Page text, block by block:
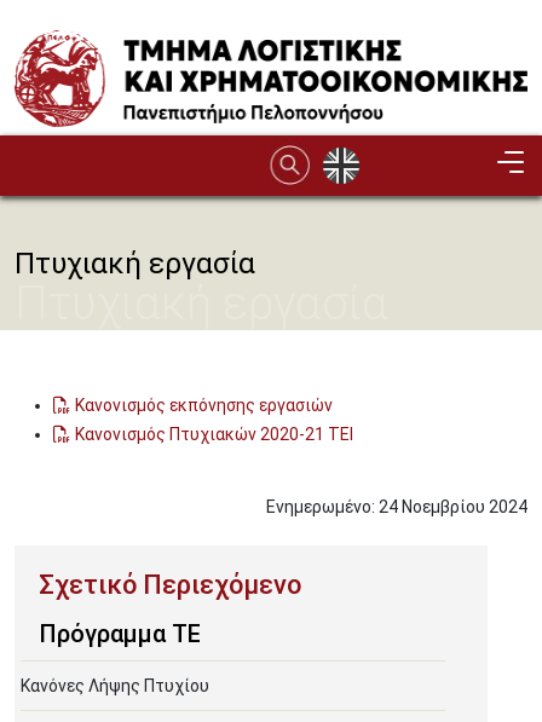
Πτυχιακή εργασία
Κανονισμός εκπόνησης εργασιών
Κανονισμός Πτυχιακών 2020-21 TEI
Ενημερωμένο: 24 Νοεμβρίου 2024
Πρόγραμμα ΤΕ
Κανόνες Λήψης Πτυχίου